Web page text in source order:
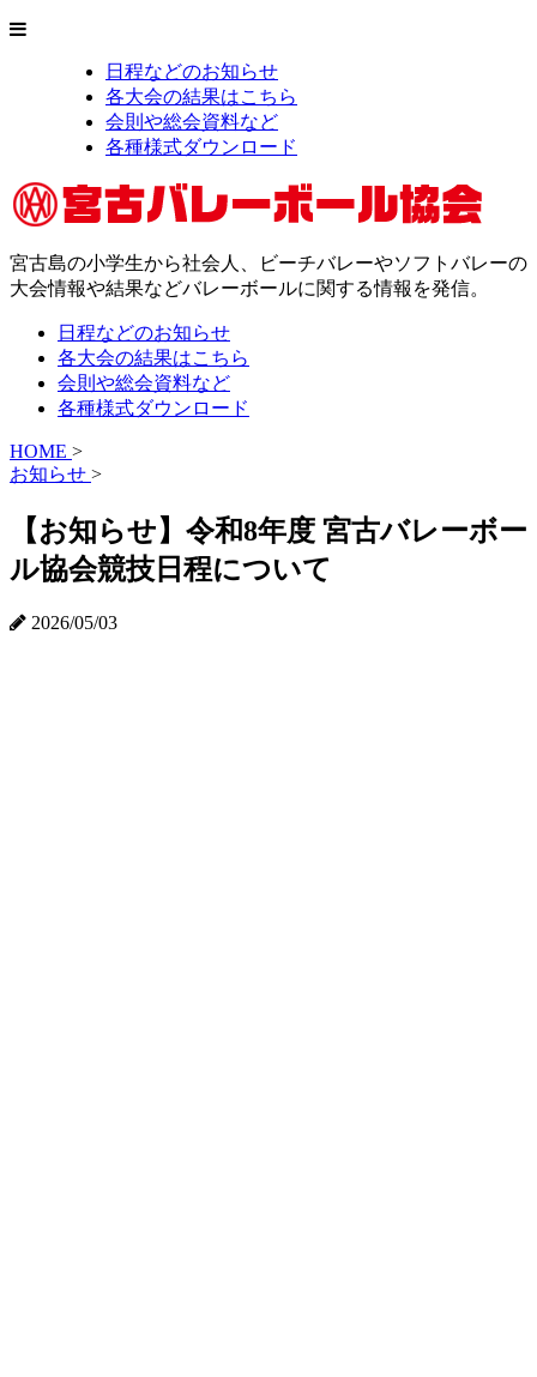
日程などのお知らせ
各大会の結果はこちら
会則や総会資料など
各種様式ダウンロード
宮古島の小学生から社会人、ビーチバレーやソフトバレーの
大会情報や結果などバレーボールに関する情報を発信。
日程などのお知らせ
各大会の結果はこちら
会則や総会資料など
各種様式ダウンロード
HOME >
お知らせ >
【お知らせ】令和8年度 宮古バレーボー
ル協会競技日程について
2026/05/03